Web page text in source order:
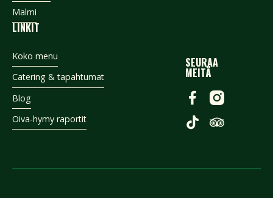
Malmi
LINKIT
Koko menu
Catering & tapahtumat
Blog
Oiva-hymy raportit
SEURAA
MEITÄ